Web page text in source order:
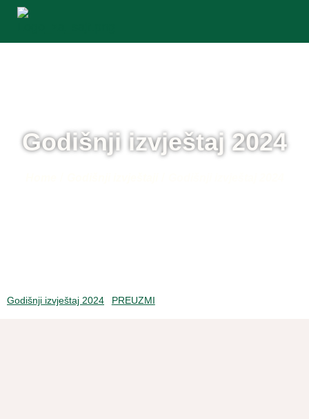
Godišnji izvještaj 2024
Godišnji izvještaj 2024 PREUZMI